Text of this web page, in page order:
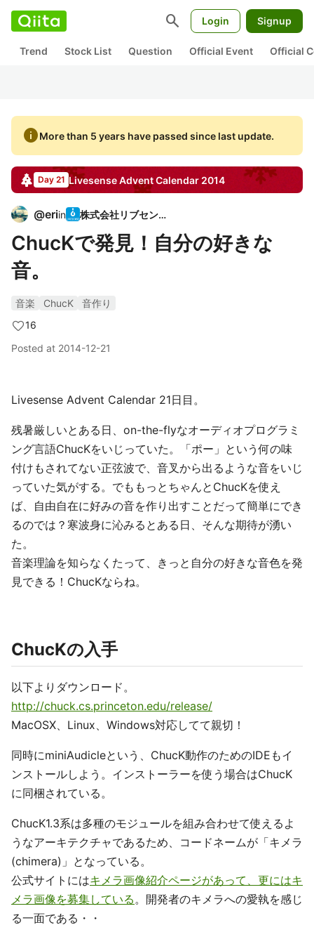
search Login Signup
Trend Stock List Question Official Event Official
infoMore than 5 years have passed since last update.
Day 21 LivesenseAdvent Calendar 2014
@eriin 株式会社リブセンス
ChucKで発見！自分の好きな
音。
音楽 ChucK
音作り
16
Posted at 2014-12-21
Livesense Advent Calendar 21日目。
残暑厳しいとある日、on-the-flyなオーディオプログラミ
ング言語ChucKをいじっていた。「ポー」という何の味
付けもされてない正弦波で、音叉から出るような音をいじ
っていた気がする。でももっとちゃんとChucKを使え
ば、自由自在に好みの音を作り出すことだって簡単にでき
るのでは？寒波身に沁みるとある日、そんな期待が湧い
た。
音楽理論を知らなくたって、きっと自分の好きな音色を発
見できる！ChucKならね。
ChucKの入手
以下よりダウンロード。
http://chuck.cs.princeton.edu/release/
MacOSX、Linux、Windows対応してて親切！
同時にminiAudicleという、ChucK動作のためのIDEもイ
ンストールしよう。インストーラーを使う場合はChucK
に同梱されている。
ChucK1.3系は多種のモジュールを組み合わせて使えるよ
うなアーキテクチャであるため、コードネームが「キメラ
(chimera)」となっている。
公式サイトにはキメラ画像紹介ページがあって、更にはキ
メラ画像を募集している。開発者のキメラへの愛執を感じ
る一面である・・